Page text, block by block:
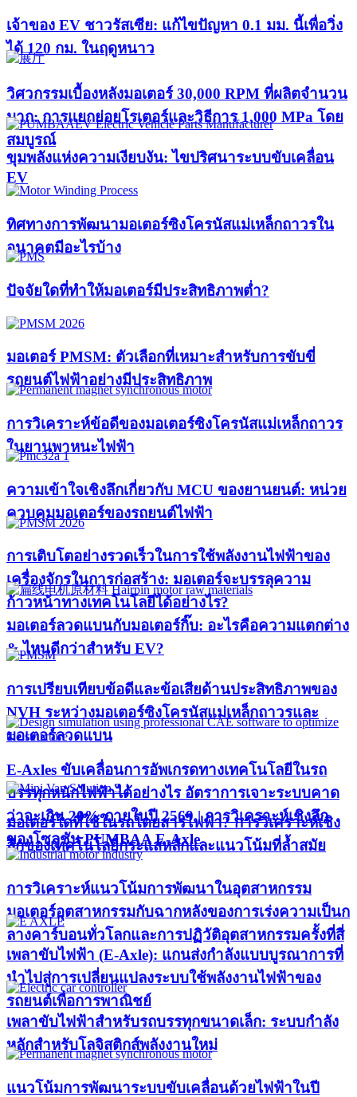
เจ้าของ EV ชาวรัสเซีย: แก้ไขปัญหา 0.1 มม. นี้เพื่อวิ่ง
ได้ 120 กม. ในฤดูหนาว
วิศวกรรมเบื้องหลังมอเตอร์ 30,000 RPM ที่ผลิตจำนวน
มาก: การแยกย่อยโรเตอร์และวิธีการ 1,000 MPa โดย
สมบูรณ์
ขุมพลังแห่งความเงียบงัน: ไขปริศนาระบบขับเคลื่อน
EV
ทิศทางการพัฒนามอเตอร์ซิงโครนัสแม่เหล็กถาวรใน
อนาคตมีอะไรบ้าง
ปัจจัยใดที่ทำให้มอเตอร์มีประสิทธิภาพต่ำ?
มอเตอร์ PMSM: ตัวเลือกที่เหมาะสำหรับการขับขี่
รถยนต์ไฟฟ้าอย่างมีประสิทธิภาพ
การวิเคราะห์ข้อดีของมอเตอร์ซิงโครนัสแม่เหล็กถาวร
ในยานพาหนะไฟฟ้า
ความเข้าใจเชิงลึกเกี่ยวกับ MCU ของยานยนต์: หน่วย
ควบคุมมอเตอร์ของรถยนต์ไฟฟ้า
การเติบโตอย่างรวดเร็วในการใช้พลังงานไฟฟ้าของ
เครื่องจักรในการก่อสร้าง: มอเตอร์จะบรรลุความ
ก้าวหน้าทางเทคโนโลยีได้อย่างไร?​
มอเตอร์ลวดแบนกับมอเตอร์กิ๊บ: อะไรคือความแตกต่าง
& ไหนดีกว่าสำหรับ EV?
การเปรียบเทียบข้อดีและข้อเสียด้านประสิทธิภาพของ
NVH ระหว่างมอเตอร์ซิงโครนัสแม่เหล็กถาวรและ
มอเตอร์ลวดแบน
E-Axles ขับเคลื่อนการอัพเกรดทางเทคโนโลยีในรถ
บรรทุกหนักไฟฟ้าได้อย่างไร อัตราการเจาะระบบคาด
ว่าจะเกิน 20% ภายในปี 2569 | การวิเคราะห์เชิงลึก
ของโซลูชัน PUMBAA E-Axle
มอเตอร์ใดที่ใช้ในรถโดยสารไฟฟ้า? การวิเคราะห์เชิง
ลึกของเทคโนโลยีกระแสหลักและแนวโน้มที่ล้ำสมัย
การวิเคราะห์แนวโน้มการพัฒนาในอุตสาหกรรม
มอเตอร์อุตสาหกรรมกับฉากหลังของการเร่งความเป็นก
ลางคาร์บอนทั่วโลกและการปฏิวัติอุตสาหกรรมครั้งที่สี่
เพลาขับไฟฟ้า (E-Axle): แกนส่งกำลังแบบบูรณาการที่
นำไปสู่การเปลี่ยนแปลงระบบใช้พลังงานไฟฟ้าของ
รถยนต์เพื่อการพาณิชย์
เพลาขับไฟฟ้าสำหรับรถบรรทุกขนาดเล็ก: ระบบกำลัง
หลักสำหรับโลจิสติกส์พลังงานใหม่
แนวโน้มการพัฒนาระบบขับเคลื่อนด้วยไฟฟ้าในปี